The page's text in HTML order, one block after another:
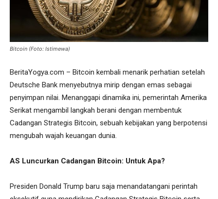
Bitcoin (Foto: Istimewa)
BeritaYogya.com – Bitcoin kembali menarik perhatian setelah
Deutsche Bank menyebutnya mirip dengan emas sebagai
penyimpan nilai. Menanggapi dinamika ini, pemerintah Amerika
Serikat mengambil langkah berani dengan membentuk
Cadangan Strategis Bitcoin, sebuah kebijakan yang berpotensi
mengubah wajah keuangan dunia.
AS Luncurkan Cadangan Bitcoin: Untuk Apa?
Presiden Donald Trump baru saja menandatangani perintah